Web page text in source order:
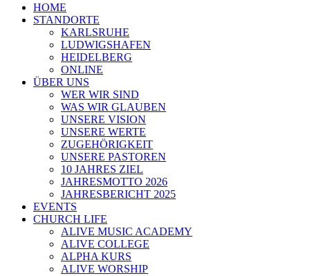
Menü
schließen
HOME
STANDORTE
KARLSRUHE
LUDWIGSHAFEN
HEIDELBERG
ONLINE
ÜBER UNS
WER WIR SIND
WAS WIR GLAUBEN
UNSERE VISION
UNSERE WERTE
ZUGEHÖRIGKEIT
UNSERE PASTOREN
10 JAHRES ZIEL
JAHRESMOTTO 2026
JAHRESBERICHT 2025
EVENTS
CHURCH LIFE
ALIVE MUSIC ACADEMY
ALIVE COLLEGE
ALPHA KURS
ALIVE WORSHIP